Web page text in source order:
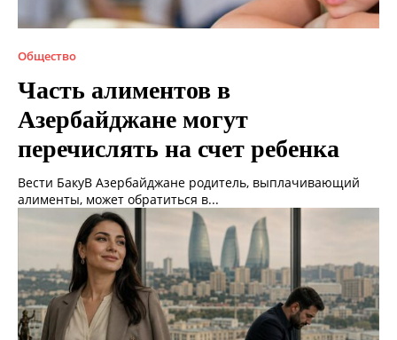
Общество
Часть алиментов в
Азербайджане могут
перечислять на счет ребенка
Вести БакуВ Азербайджане родитель, выплачивающий
алименты, может обратиться в...